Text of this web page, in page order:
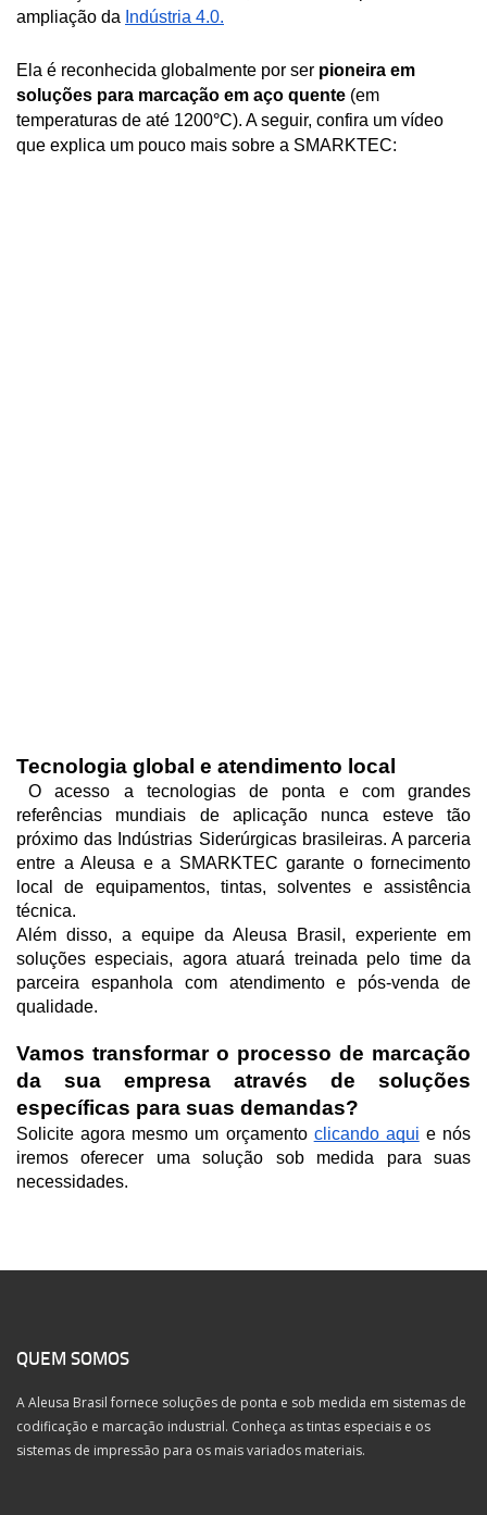
ampliação da Indústria 4.0.
Ela é reconhecida globalmente por ser pioneira em
soluções para marcação em aço quente (em
temperaturas de até 1200°C). A seguir, confira um vídeo
que explica um pouco mais sobre a SMARKTEC:
Tecnologia global e atendimento local
O acesso a tecnologias de ponta e com grandes
referências mundiais de aplicação nunca esteve tão
próximo das Indústrias Siderúrgicas brasileiras. A parceria
entre a Aleusa e a SMARKTEC garante o fornecimento
local de equipamentos, tintas, solventes e assistência
técnica.
Além disso, a equipe da Aleusa Brasil, experiente em
soluções especiais, agora atuará treinada pelo time da
parceira espanhola com atendimento e pós-venda de
qualidade.
Vamos transformar o processo de marcação
da sua empresa através de soluções
específicas para suas demandas?
Solicite agora mesmo um orçamento clicando aqui e nós
iremos oferecer uma solução sob medida para suas
necessidades.
QUEM SOMOS
A Aleusa Brasil fornece soluções de ponta e sob medida em sistemas de
codificação e marcação industrial. Conheça as tintas especiais e os
sistemas de impressão para os mais variados materiais.